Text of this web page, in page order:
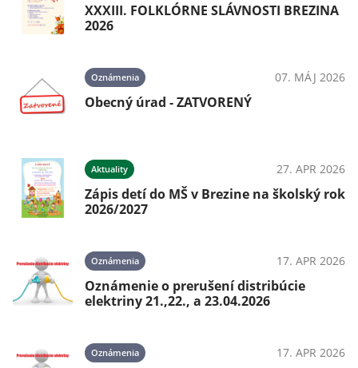
XXXIII. FOLKLÓRNE SLÁVNOSTI BREZINA
2026
Oznámenia 07. MÁJ 2026
Obecný úrad - ZATVORENÝ
Aktuality 27. APR 2026
Zápis detí do MŠ v Brezine na školský rok
2026/2027
Oznámenia 17. APR 2026
Oznámenie o prerušení distribúcie
elektriny 21.,22., a 23.04.2026
Oznámenia 17. APR 2026